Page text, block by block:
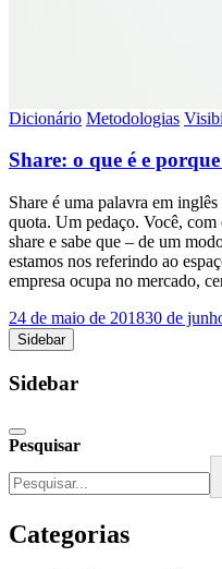
Dicionário Metodologias
Share: o que é e
Share é uma palavra em
quota. Um pedaço. Você,
share e sabe que – de um
estamos nos referindo ao
empresa ocupa no mercado,
24 de maio de 201830 de
Sidebar
Sidebar
Pesquisar
Categorias